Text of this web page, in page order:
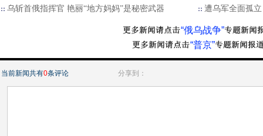
乌斩首俄指挥官 艳丽“地方妈妈”是秘密武器
遭乌军全面孤
“俄乌战争”
“普京”
当前新闻共有0条评论 分享到：